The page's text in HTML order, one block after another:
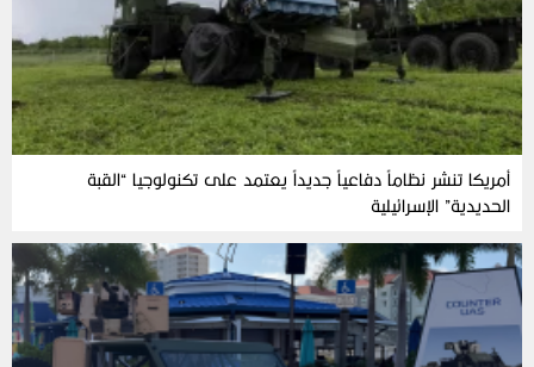
أمريكا تنشر نظاماً دفاعياً جديداً يعتمد على تكنولوجيا “القبة
الحديدية” الإسرائيلية